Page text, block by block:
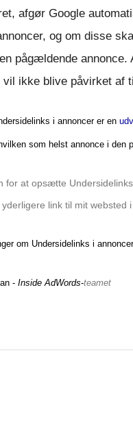
afgør Google
og om disse
pågældende
ikke blive påvirket af
i annoncer er en
som helst annonce i den
for at opsætte
link til mit
om Undersidelinks i
- Inside AdWords-teamet